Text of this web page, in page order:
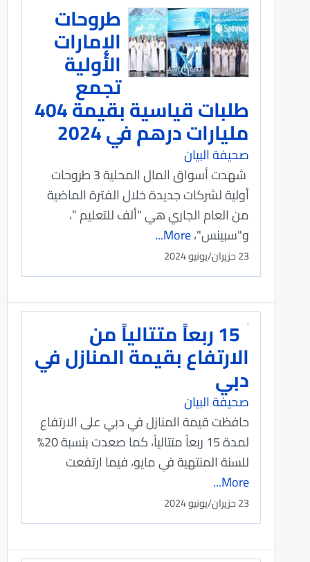
طروحات
الإمارات
الأولية
تجمع
طلبات قياسية بقيمة 404
مليارات درهم في 2024
صحيفة البيان
شهدت أسواق المال المحلية 3 طروحات
أولية لشركات جديدة خلال الفترة الماضية
من العام الجاري هي “ألف للتعليم ”،
و"سبينس"،More...
23 حزيران/يونيو 2024
15 ربعاً متتالياً من
الارتفاع بقيمة المنازل في
دبي
صحيفة البيان
حافظت قيمة المنازل في دبي على الارتفاع
لمدة 15 ربعاً متتالياً، كما صعدت بنسبة 20%
للسنة المنتهية في مايو، فيما ارتفعت
More...
23 حزيران/يونيو 2024